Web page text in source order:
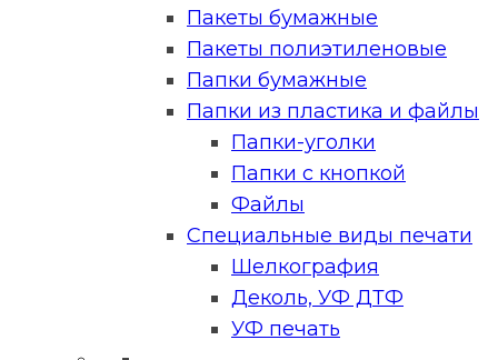
Пакеты бумажные
Пакеты полиэтиленовые
Папки бумажные
Папки из пластика и файлы
Папки-уголки
Папки с кнопкой
Файлы
Специальные виды печати
Шелкография
Деколь, УФ ДТФ
УФ печать